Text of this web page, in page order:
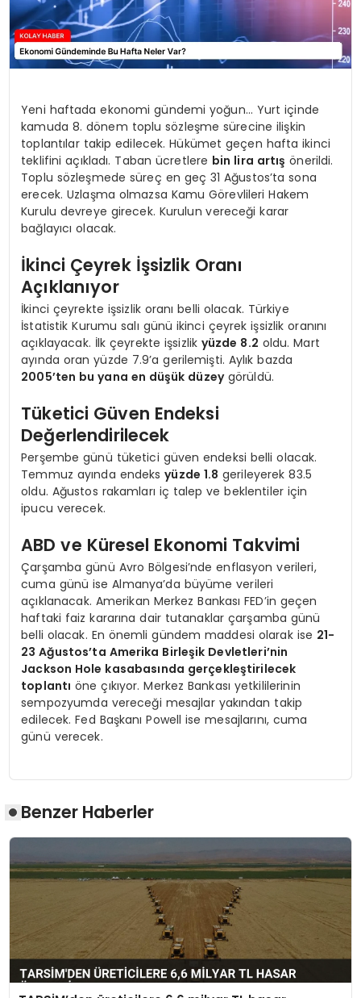
Yeni haftada ekonomi gündemi yoğun… Yurt içinde
kamuda 8. dönem toplu sözleşme sürecine ilişkin
toplantılar takip edilecek. Hükümet geçen hafta ikinci
teklifini açıkladı. Taban ücretlere bin lira artış önerildi.
Toplu sözleşmede süreç en geç 31 Ağustos’ta sona
erecek. Uzlaşma olmazsa Kamu Görevlileri Hakem
Kurulu devreye girecek. Kurulun vereceği karar
bağlayıcı olacak.
İkinci Çeyrek İşsizlik Oranı
Açıklanıyor
İkinci çeyrekte işsizlik oranı belli olacak. Türkiye
İstatistik Kurumu salı günü ikinci çeyrek işsizlik oranını
açıklayacak. İlk çeyrekte işsizlik yüzde 8.2 oldu. Mart
ayında oran yüzde 7.9’a gerilemişti. Aylık bazda
2005’ten bu yana en düşük düzeygörüldü.
Tüketici Güven Endeksi
Değerlendirilecek
Perşembe günü tüketici güven endeksi belli olacak.
Temmuz ayında endeksyüzde 1.8 gerileyerek 83.5
oldu. Ağustos rakamları iç talep ve beklentiler için
ipucu verecek.
ABD ve Küresel Ekonomi Takvimi
Çarşamba günü Avro Bölgesi’nde enflasyon verileri,
cuma günü ise Almanya’da büyüme verileri
açıklanacak. Amerikan Merkez Bankası FED’in geçen
haftaki faiz kararına dair tutanaklar çarşamba günü
belli olacak. En önemli gündem maddesi olarak ise 21-
23 Ağustos’ta Amerika Birleşik Devletleri’nin
Jackson Hole kasabasında gerçekleştirilecek
toplantı öne çıkıyor. Merkez Bankası yetkililerinin
sempozyumda vereceği mesajlar yakından takip
edilecek. Fed Başkanı Powell ise mesajlarını, cuma
günü verecek.
Benzer Haberler